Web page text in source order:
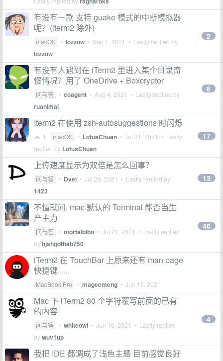
有没有一款 支持 guake 模式的中断模拟器
呢？(iterm2 除外)
macOS • lozzow • Sep 1, 2021 • Lastly replied by
lozzow
2
有没有人遇到在 iTerm2 里进入某个目录奇
慢情况？用了 OneDrive + Boxcryptor
问与答 • coagent • Aug 4, 2021 • Lastly replied by
ruanimal
6
Iterm2 在使用 zsh-autosuggestions 时闪烁
1 macOS • LotusChuan • Jul 31, 2021 • Lastly
replied by LotusChuan
17
上传速度显示为双倍是怎么回事？
问与答 • Dvel • Jul 26, 2021 • Lastly replied by
1423
13
不懂就问, mac 默认的 Terminal 能否当生
产主力
问与答 • mortalbibo • Jul 21, 2021 • Lastly replied
byhjahgdthab750
46
iTerm2 在 TouchBar 上原来还有 man page
快捷键......
MacBook Pro • mageemeng • Jun 15, 2021
Mac 下 iTerm2 80 个字符覆写前面的已有
的内容
问与答 • whiteowl • Jun 10, 2021 • Lastly replied
bywuv1up
4
我把 IDE 都调成了浅色主题 目前感觉良好